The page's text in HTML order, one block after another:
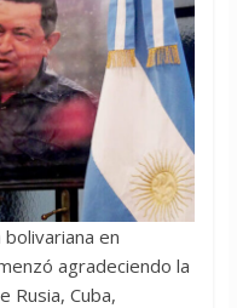
en
agradeciendo la
Rusia, Cuba,